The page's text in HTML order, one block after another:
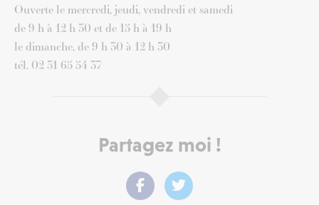
Ouverte le mercredi, jeudi, vendredi et samedi
de 9 h à 12 h 30 et de 15 h à 19 h
le dimanche, de 9 h 30 à 12 h 30
tél. 02 31 65 54 37
Partagez moi !